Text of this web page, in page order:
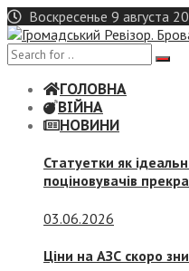
Skip
to
content
Воскресенье 9 августа
ГОЛОВНА
ВІЙНА
НОВИНИ
Статуетки як
поціновувачів
03.06.2026
Ціни на АЗС скоро